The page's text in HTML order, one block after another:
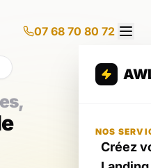
07 68 70 80 72
NOS
Créez